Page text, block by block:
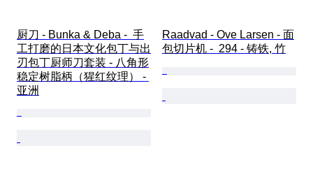
厨刀 - Bunka & Deba -  手
工打磨的日本文化包丁与出
刃包丁厨师刀套装 - 八角形
稳定树脂柄（猩红纹理） -
亚洲
Raadvad - Ove Larsen - 面
包切片机 -  294 - 铸铁, 竹